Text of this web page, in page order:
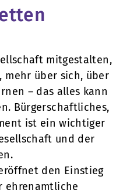
mitgestalten,
mehr über sich, über
– das alles kann
Bürgerschaftliches,
ist ein wichtiger
und der
den Einstieg
ehrenamtliche